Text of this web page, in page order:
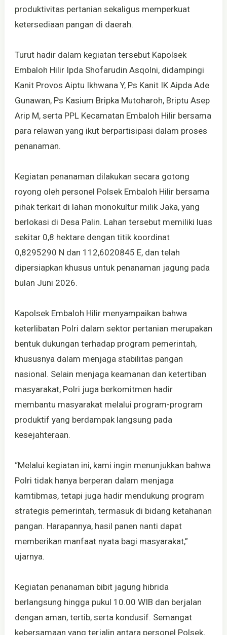
produktivitas pertanian sekaligus memperkuat
ketersediaan pangan di daerah.
Turut hadir dalam kegiatan tersebut Kapolsek
Embaloh Hilir Ipda Shofarudin Asqolni, didampingi
Kanit Provos Aiptu Ikhwana Y, Ps Kanit IK Aipda Ade
Gunawan, Ps Kasium Bripka Mutoharoh, Briptu Asep
Arip M, serta PPL Kecamatan Embaloh Hilir bersama
para relawan yang ikut berpartisipasi dalam proses
penanaman.
Kegiatan penanaman dilakukan secara gotong
royong oleh personel Polsek Embaloh Hilir bersama
pihak terkait di lahan monokultur milik Jaka, yang
berlokasi di Desa Palin. Lahan tersebut memiliki luas
sekitar 0,8 hektare dengan titik koordinat
0,8295290 N dan 112,6020845 E, dan telah
dipersiapkan khusus untuk penanaman jagung pada
bulan Juni 2026.
Kapolsek Embaloh Hilir menyampaikan bahwa
keterlibatan Polri dalam sektor pertanian merupakan
bentuk dukungan terhadap program pemerintah,
khususnya dalam menjaga stabilitas pangan
nasional. Selain menjaga keamanan dan ketertiban
masyarakat, Polri juga berkomitmen hadir
membantu masyarakat melalui program-program
produktif yang berdampak langsung pada
kesejahteraan.
“Melalui kegiatan ini, kami ingin menunjukkan bahwa
Polri tidak hanya berperan dalam menjaga
kamtibmas, tetapi juga hadir mendukung program
strategis pemerintah, termasuk di bidang ketahanan
pangan. Harapannya, hasil panen nanti dapat
memberikan manfaat nyata bagi masyarakat,”
ujarnya.
Kegiatan penanaman bibit jagung hibrida
berlangsung hingga pukul 10.00 WIB dan berjalan
dengan aman, tertib, serta kondusif. Semangat
kebersamaan yang terjalin antara personel Polsek,